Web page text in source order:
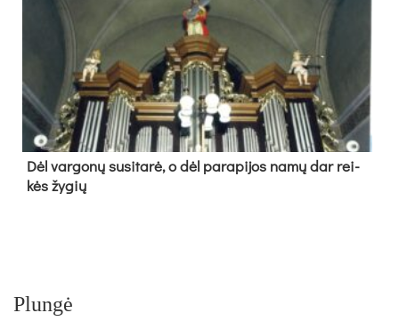
Dėl var­go­nų su­si­ta­rė, o dėl pa­ra­pi­jos na­mų dar rei­
kės žy­gių
Plungė